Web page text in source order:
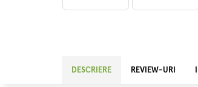
DESCRIERE REVIEW-URI